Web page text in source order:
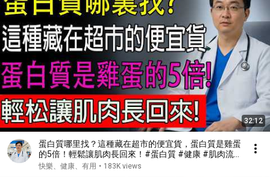
32:12
蛋白質哪里找？這種藏在超市的便宜貨，蛋白質是雞蛋
的5倍！輕鬆讓肌肉長回來！#蛋白質 #健康 #肌肉流
失 #肌少症
快樂、健康、有用 • 183K views